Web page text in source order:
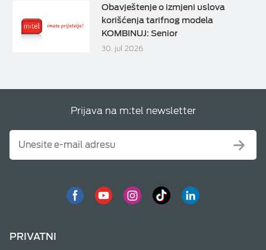
Obavještenje o izmjeni uslova
korišćenja tarifnog modela
KOMBINUJ: Senior
30. jul 2026
Prijava na m:tel newsletter
PRIVATNI